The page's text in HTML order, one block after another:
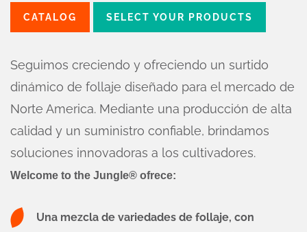
CATALOG SELECT YOUR PRODUCTS
Seguimos creciendo y ofreciendo un surtido
dinámico de follaje diseñado para el mercado de
Norte America. Mediante una producción de alta
calidad y un suministro confiable, brindamos
soluciones innovadoras a los cultivadores.
Welcome to the Jungle® ofrece:
Una mezcla de variedades de follaje, con